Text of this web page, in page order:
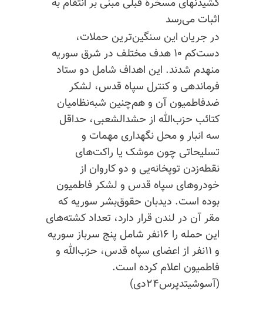
کشیدنهای مسخرهٔ قبلی مبنی بر انتقام به
اثبات می‌رسد
در جریان این سنگین‌ترین حملات،
دست‌کم ۱۰ هدف مختلف در شرق سوریه
منهدم شدند. این اهداف شامل دو ستاد
فرماندهی و کنترل سپاه قدس، لشکر
ضدفاطمیون آن و هم‌چنین شبه‌نظامیان
کتائب حزب‌الله از حشدالشعبی، حداقل
سه انبار و محل نگهداری مهمات و
تسلیحاتی چون موشک یا راکت‌های
نقطه‌زدن توپخانه‌یی و دو کاروان از
خودروهای سپاه قدس و لشکر فاطمیون
بوده است. دیدبان حقوق‌بشر سوریه که
مقر آن در لندن قرار دارد، تعداد کشته‌های
این حمله را ۱۶نفر شامل پنج سرباز سوریه
و ۱۱نفر از اعضای سپاه قدس، حزب‌الله و
فاطمیون اعلام کرده است.
(آسوشیتدپرس۲۴دی)